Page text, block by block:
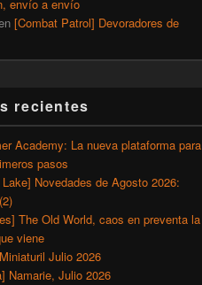
envío a envío
[Combat Patrol] Devoradores de
recientes
Academy: La nueva plataforma para
pasos
Lake] Novedades de Agosto 2026:
The Old World, caos en preventa la
viene
Julio 2026
Namarie, Julio 2026